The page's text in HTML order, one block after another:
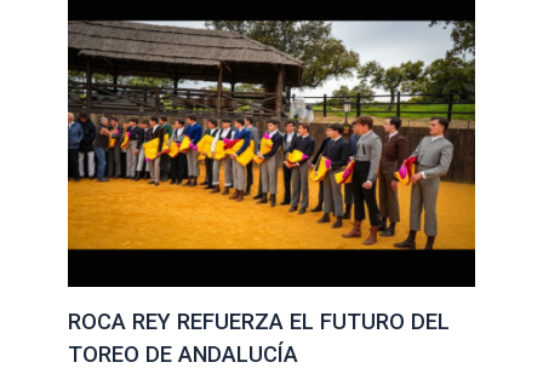
ROCA REY REFUERZA EL FUTURO DEL
TOREO DE ANDALUCÍA